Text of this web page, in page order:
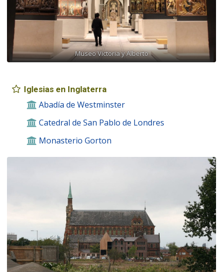
Museo Victoria y Alberto
Iglesias en Inglaterra
Abadía de Westminster
Catedral de San Pablo de Londres
Monasterio Gorton